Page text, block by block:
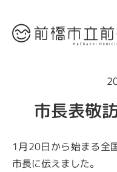
市長表敬
1月20日から始まる全
市長に伝えました。